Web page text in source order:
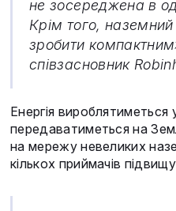
не зосереджена в
Крім того,
зробити
співзасновник
Енергія вироблятиметься
передаватиметься на
на мережу невеликих
кількох приймачів